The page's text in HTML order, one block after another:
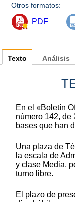
Otros formatos:
PDF
Texto
En el «Boletín
número 142, de
bases que han
Una plaza de
la escala de
y clase Media,
turno libre.
El plazo de
Análisis